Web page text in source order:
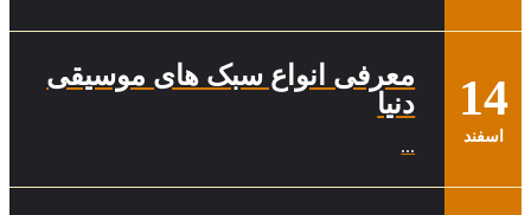
14
اسفند
معرفی انواع سبک های موسیقی
دنیا
...